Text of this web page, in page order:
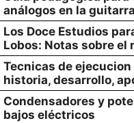
análogos en la
Los Doce Estudios
Lobos: Notas sobre el
Tecnicas de
historia, desarrollo,
Condensadores y
bajos eléctricos